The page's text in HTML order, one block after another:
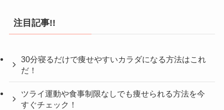
注目記事!!
30分寝るだけで痩せやすいカラダになる方法はこれ
だ！
ツライ運動や食事制限なしでも痩せられる方法を今
すぐチェック！